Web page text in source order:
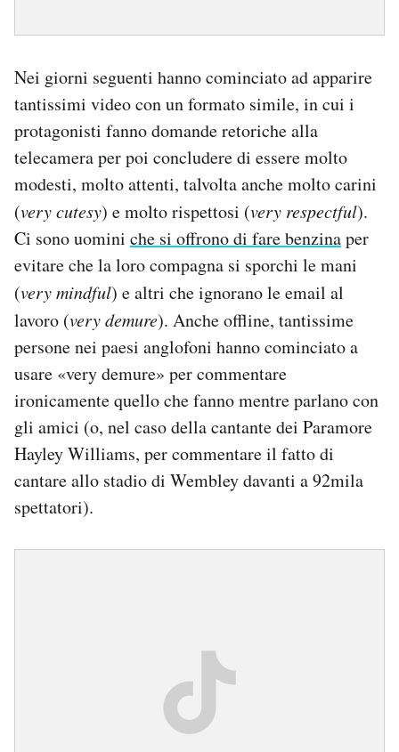
Nei giorni seguenti hanno cominciato ad apparire
tantissimi video con un formato simile, in cui i
protagonisti fanno domande retoriche alla
telecamera per poi concludere di essere molto
modesti, molto attenti, talvolta anche molto carini
(very cutesy) e molto rispettosi (very respectful).
Ci sono uomini che si offrono di fare benzinaper
evitare che la loro compagna si sporchi le mani
(very mindful) e altri che ignorano le email al
lavoro (very demure). Anche offline, tantissime
persone nei paesi anglofoni hanno cominciato a
usare «very demure» per commentare
ironicamente quello che fanno mentre parlano con
gli amici (o, nel caso della cantante dei Paramore
Hayley Williams, per commentare il fatto di
cantare allo stadio di Wembley davanti a 92mila
spettatori).